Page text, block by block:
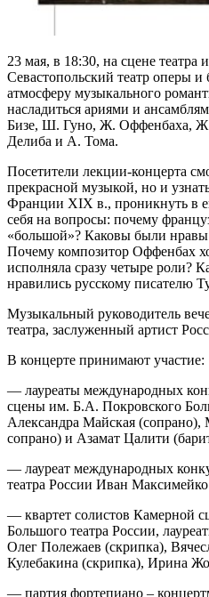
23 мая, в 18:30, на сцене
Севастопольский театр оперы и
атмосферу музыкального
насладиться ариями и
Бизе, Ш. Гуно, Ж. Оффенбаха,
Делиба и А. Тома.
Посетители лекции-концерта
прекрасной музыкой, но и
Франции XIX в., проникнуть в
себя на вопросы: почему
«большой»? Каковы были
Почему композитор Оффенбах
исполняла сразу четыре роли?
нравились русскому писателю
Музыкальный руководитель
театра, заслуженный артист
В концерте принимают участие:
— лауреаты международных
сцены им. Б.А. Покровского
Александра Майская
сопрано) и Азамат Цалити
— лауреат международных
театра России Иван
— квартет солистов Камерной
Большого театра России,
Олег Полежаев (скрипка),
Кулебакина (скрипка), Ирина
— партия фортепиано –